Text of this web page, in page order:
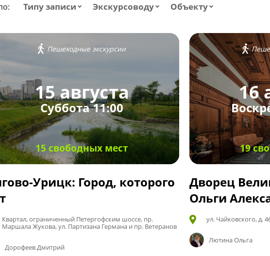
Типу записи Экскурсоводу Объекту
Пешеходные экскурсии
15 августа
Суббота 11:00
15 свободных мест
Урицк: Город, которого
Квартал, ограниченный Петергофским шоссе, пр.
Маршала Жукова, ул. Партизана Германа и пр. Ветеранов
Дорофеев Дмитрий
16
19
Дворец
Ольги
ул. Чайковского, д.
Лютина Ольга